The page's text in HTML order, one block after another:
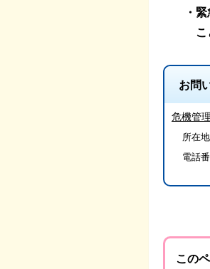
・緊
こと
お問
危機管
所在
電話
この